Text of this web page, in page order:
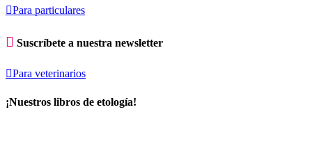
Para particulares
 Suscríbete a nuestra newsletter
Para veterinarios
¡Nuestros libros de etología!